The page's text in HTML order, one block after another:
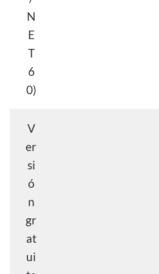
N
E
T
6
0)
V
er
si
ó
n
gr
at
ui